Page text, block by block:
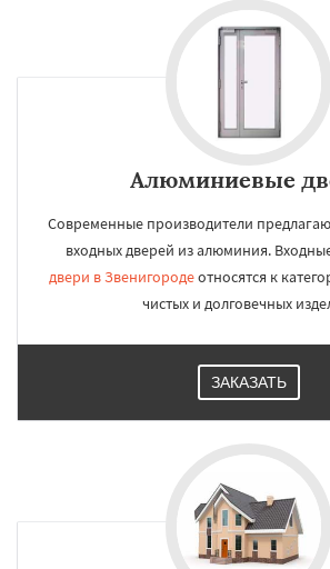
Алюминиевые
Современные производители
входных дверей из алюминия.
двери в Звенигородеотносятся к
чистых и долговечных
ЗАКАЗАТЬ